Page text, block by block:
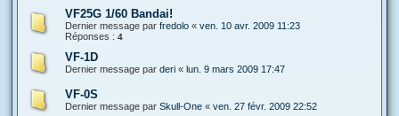
VF25G 1/60 Bandai!
Dernier message par fredolo « ven. 10 avr. 2009 11:23
Réponses : 4
VF-1D
Dernier message par deri « lun. 9 mars 2009 17:47
VF-0S
Dernier message par Skull-One « ven. 27 févr. 2009 22:52